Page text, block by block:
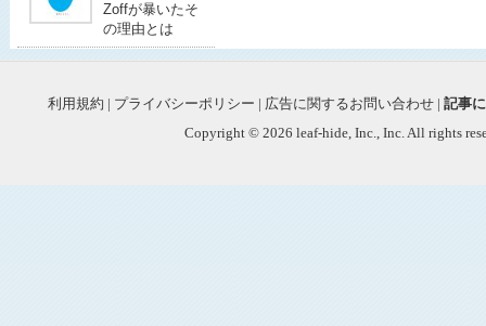
Zoffが暴いたそ
の理由とは
利用規約 | プライバシーポリシー | 広告に関するお問い合わせ | 記事
Copyright © 2026 leaf-hide, Inc., Inc. All rights